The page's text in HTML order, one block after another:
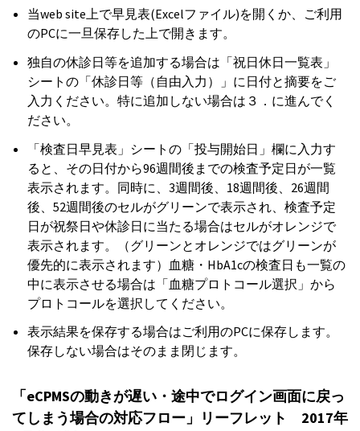
当web site上で早見表(Excelファイル)を開くか、ご利用
のPCに一旦保存した上で開きます。
独自の休診日等を追加する場合は「祝日休日一覧表」
シートの「休診日等（自由入力）」に日付と摘要をご
入力ください。特に追加しない場合は３．に進んでく
ださい。
「検査日早見表」シートの「投与開始日」欄に入力す
ると、その日付から96週間後までの検査予定日が一覧
表示されます。同時に、3週間後、18週間後、26週間
後、52週間後のセルがグリーンで表示され、検査予定
日が祝祭日や休診日に当たる場合はセルがオレンジで
表示されます。（グリーンとオレンジではグリーンが
優先的に表示されます）血糖・HbA1cの検査日も一覧の
中に表示させる場合は「血糖プロトコール選択」から
プロトコールを選択してください。
表示結果を保存する場合はご利用のPCに保存します。
保存しない場合はそのまま閉じます。
「eCPMSの動きが遅い・途中でログイン画面に戻っ
てしまう場合の対応フロー」リーフレット 2017年